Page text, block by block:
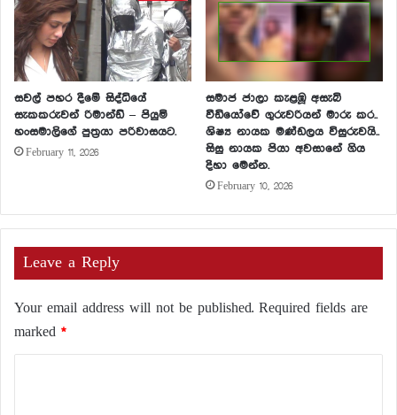
සවල් පහර දීමේ සිද්ධියේ
සැකකරුවන් රිමාන්ඩ් – පියුමි
හංසමාලිගේ පුත්‍රයා පරිවාසයට.
February 11, 2026
සමාජ ජාලා කැළඹූ අසැබි
වීඩියෝවේ ගුරුවරියන් මාරු කර..
ශිෂ්‍ය නායක මණ්ඩලය විසුරුවයි..
සිසු නායක පියා අවසානේ ගිය
දිහා මෙන්න.
February 10, 2026
Leave a Reply
Your email address will not be published. Required fields are
marked *